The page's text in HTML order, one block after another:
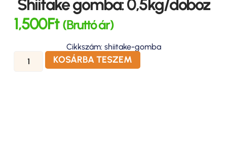
Shiitake gomba: 0,5kg/doboz
1,500Ft (Bruttó ár)
Cikkszám: shiitake-gomba
KOSÁRBA TESZEM